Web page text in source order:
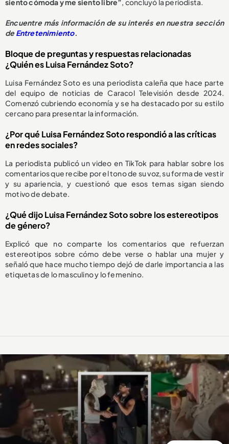
siento cómoda y me siento libre”, concluyó la periodista.
Encuentre más información de su interés en nuestra sección
deEntretenimiento.
Bloque de preguntas y respuestas relacionadas
¿Quién es Luisa Fernández Soto?
Luisa Fernández Soto es una periodista caleña que hace parte
del equipo de noticias de Caracol Televisión desde 2024.
Comenzó cubriendo economía y se ha destacado por su estilo
cercano para presentar la información.
¿Por qué Luisa Fernández Soto respondió a las críticas
en redes sociales?
La periodista publicó un video en TikTok para hablar sobre los
comentarios que recibe por el tono de su voz, su forma de vestir
y su apariencia, y cuestionó que esos temas sigan siendo
motivo de debate.
¿Qué dijo Luisa Fernández Soto sobre los estereotipos
de género?
Explicó que no comparte los comentarios que refuerzan
estereotipos sobre cómo debe verse o hablar una mujer y
señaló que hace mucho tiempo dejó de darle importancia a las
etiquetas de lo masculino y lo femenino.